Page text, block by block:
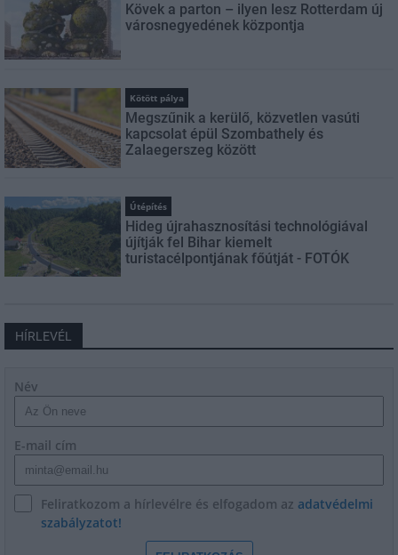
Kövek a parton – ilyen lesz Rotterdam új
városnegyedének központja
Kötött pálya
Megszűnik a kerülő, közvetlen vasúti
kapcsolat épül Szombathely és
Zalaegerszeg között
Útépítés
Hideg újrahasznosítási technológiával
újítják fel Bihar kiemelt
turistacélpontjának főútját - FOTÓK
HÍRLEVÉL
Név
E-mail cím
Feliratkozom a hírlevélre és elfogadom az adatvédelmi
szabályzatot!